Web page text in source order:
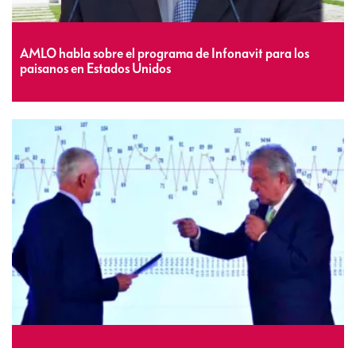
AMLO habla sobre el programa de Infonavit para los
paisanos en Estados Unidos